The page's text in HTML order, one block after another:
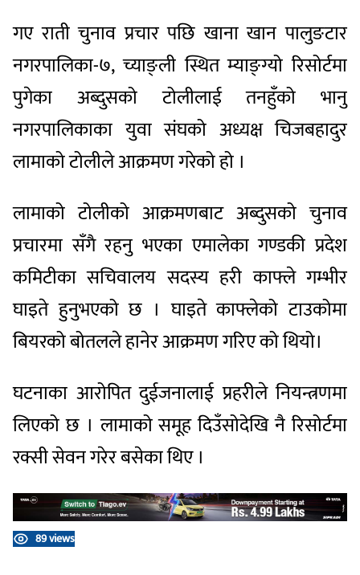
गए राती चुनाव प्रचार पछि खाना खान पालुङटार
नगरपालिका-७, च्याङ्ली स्थित म्याङ्ग्यो रिसोर्टमा
पुगेका अब्दुसको टोलीलाई तनहुँको भानु
नगरपालिकाका युवा संघको अध्यक्ष चिजबहादुर
लामाको टोलीले आक्रमण गरेको हो ।
लामाको टोलीको आक्रमणबाट अब्दुसको चुनाव
प्रचारमा सँगै रहनु भएका एमालेका गण्डकी प्रदेश
कमिटीका सचिवालय सदस्य हरी काफ्ले गम्भीर
घाइते हुनुभएको छ । घाइते काफ्लेको टाउकोमा
बियरको बोतलले हानेर आक्रमण गरिए को थिय‍ो।
घटनाका आरोपित दुईजनालाई प्रहरीले नियन्त्रणमा
लिएको छ । लामाको समूह दिउँसोदेखि नै रिसोर्टमा
रक्सी सेवन गरेर बसेका थिए ।
89 views